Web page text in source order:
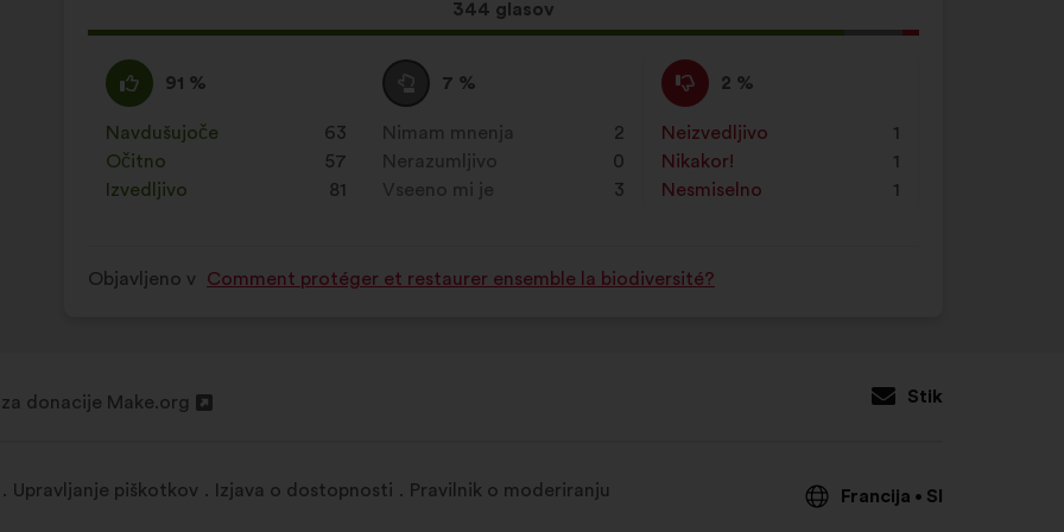
Ta
predlog
zbral:
344 glasov
Za
:
91 %
Ta
predlog
je
prejel
naslednje
Navdušujoče
: 63
krat
Očitno
: 57
krat
Izvedljivo
81
krat
Neopredeljen/-
a
:
7 %
Ta
predlog
je
prejel
naslednje
Nimam mnenja
: 2
krat
Nerazumljivo
: 0
krat
Vseeno mi je
: 3
krat
Proti
:
2 %
Ta
predlog
je
prejel
naslednje
Neizvedljivo
: 1
krat
Nikakor!
: 1
krat
Nesmiselno
: 1
krat
Objavljeno v Comment protéger et restaurer ensemble la biodiversité?
donacije Make.org Stik
Upravljanje piškotkov Izjava o dostopnosti Pravilnik o moderiranju Francija • Sl